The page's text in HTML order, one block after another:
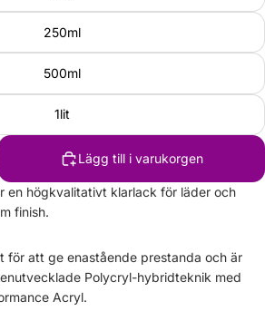
250ml
500ml
1lit
Lägg till i varukorgen
en högkvalitativt klarlack för läder och
finish.
för att ge enastående prestanda och är
Polycryl-hybridteknik med
Acryl.